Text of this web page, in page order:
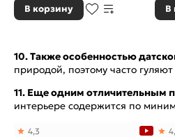
В корзину В
10. Также особенностью
природой, поэтому часто
11. Еще одним отличительным
интерьере содержится по
4,3